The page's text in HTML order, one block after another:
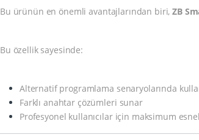
Bu ürünün en önemli avantajlarından biri,ZB
Bu özellik sayesinde:
Alternatif programlama senaryolarında
Farklı anahtar çözümleri sunar
Profesyonel kullanıcılar için maksimum